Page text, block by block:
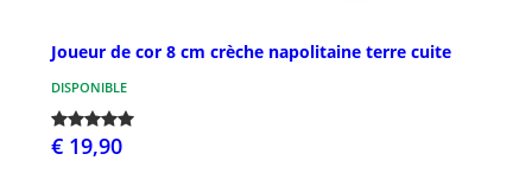
Joueur de cor 8 cm crèche napolitaine terre cuite
DISPONIBLE
€ 19,90